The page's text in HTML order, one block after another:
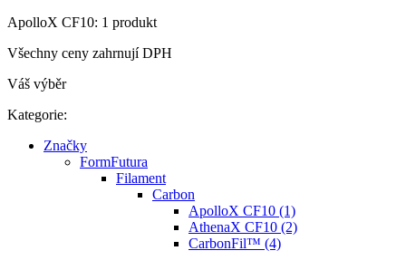
ApolloX CF10: 1 produkt
Všechny ceny zahrnují DPH
Váš výběr
Kategorie:
Značky
FormFutura
Filament
Carbon
ApolloX CF10 (1)
AthenaX CF10 (2)
CarbonFil™ (4)